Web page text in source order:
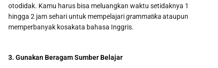
otodidak. Kamu harus bisa meluangkan waktu setidaknya 1
hingga 2 jam sehari untuk mempelajarigrammatikaataupun
memperbanyak kosakata bahasa Inggris.
3. Gunakan Beragam Sumber Belajar